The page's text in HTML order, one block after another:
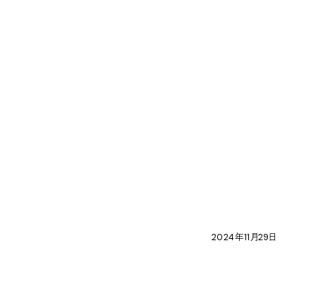
2024年11月29日